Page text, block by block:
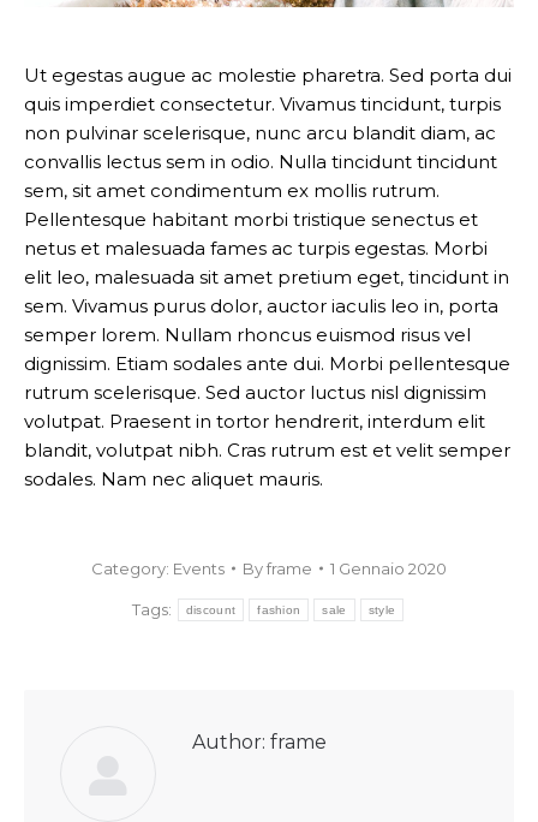
Ut egestas augue ac molestie pharetra. Sed porta dui
quis imperdiet consectetur. Vivamus tincidunt, turpis
non pulvinar scelerisque, nunc arcu blandit diam, ac
convallis lectus sem in odio. Nulla tincidunt tincidunt
sem, sit amet condimentum ex mollis rutrum.
Pellentesque habitant morbi tristique senectus et
netus et malesuada fames ac turpis egestas. Morbi
elit leo, malesuada sit amet pretium eget, tincidunt in
sem. Vivamus purus dolor, auctor iaculis leo in, porta
semper lorem. Nullam rhoncus euismod risus vel
dignissim. Etiam sodales ante dui. Morbi pellentesque
rutrum scelerisque. Sed auctor luctus nisl dignissim
volutpat. Praesent in tortor hendrerit, interdum elit
blandit, volutpat nibh. Cras rutrum est et velit semper
sodales. Nam nec aliquet mauris.
Category: Events Byframe 1 Gennaio 2020
Tags: discount fashion sale style
Author: frame